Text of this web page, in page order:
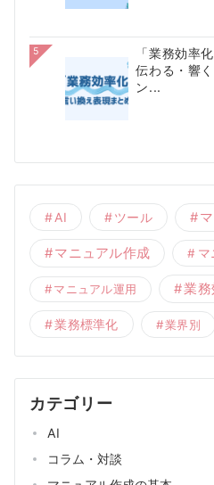
5
「業務効率
伝わる・響
ン...
AI ツール
マニュアル作成 マ
マニュアル運用 業
業務標準化 業界別
カテゴリー
AI
コラム・対談